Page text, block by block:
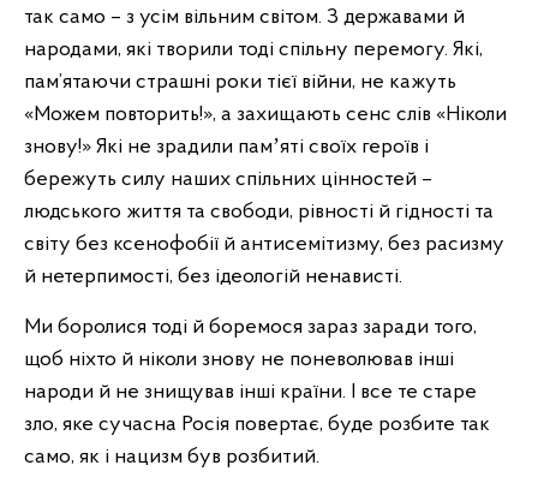
так само – з усім вільним світом. З державами й
народами, які творили тоді спільну перемогу. Які,
пам’ятаючи страшні роки тієї війни, не кажуть
«Можем повторить!», а захищають сенс слів «Ніколи
знову!» Які не зрадили памʼяті своїх героїв і
бережуть силу наших спільних цінностей –
людського життя та свободи, рівності й гідності та
світу без ксенофобії й антисемітизму, без расизму
й нетерпимості, без ідеологій ненависті.
Ми боролися тоді й боремося зараз заради того,
щоб ніхто й ніколи знову не поневолював інші
народи й не знищував інші країни. І все те старе
зло, яке сучасна Росія повертає, буде розбите так
само, як і нацизм був розбитий.